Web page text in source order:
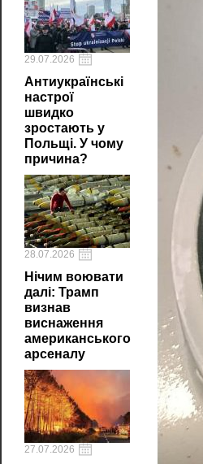
29.07.2026
Антиукраїнські
настрої
швидко
зростають у
Польщі. У чому
причина?
28.07.2026
Нічим воювати
далі: Трамп
визнав
виснаження
американського
арсеналу
27.07.2026